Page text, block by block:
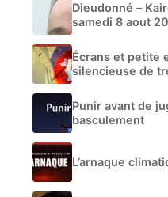
Dieudonné –
samedi 8 aout
Écrans et petite
silencieuse de
Punir avant de
basculement
L’arnaque